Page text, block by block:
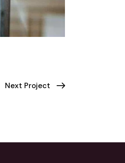
Next Project